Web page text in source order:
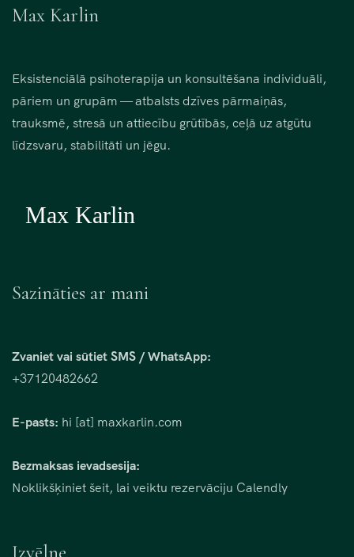
Max Karlin
Eksistenciālā psihoterapija un konsultēšana individuāli,
pāriem un grupām — atbalsts dzīves pārmaiņās,
trauksmē, stresā un attiecību grūtībās, ceļā uz atgūtu
līdzsvaru, stabilitāti un jēgu.
Sazināties ar mani
Zvaniet vai sūtiet SMS / WhatsApp:
+37120482662
E-pasts: hi [at] maxkarlin.com
Bezmaksas ievadsesija:
Noklikšķiniet šeit, lai veiktu rezervāciju Calendly
Izvēlne